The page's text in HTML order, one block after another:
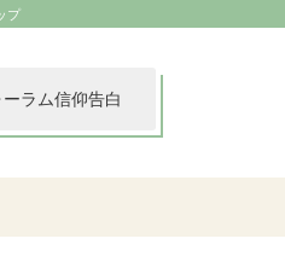
プ
ラム信仰告白